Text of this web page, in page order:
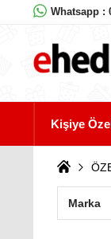
Whatsapp :
Kişiye
Marka